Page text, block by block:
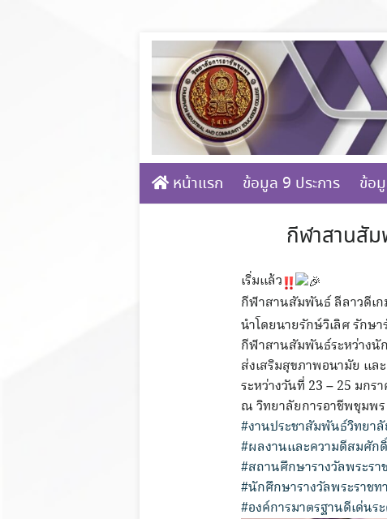
หน้าแรก ข้อมูล 9 ประการ ข้อ
กีฬาสานสั
เริ่มแล้ว
กีฬาสานสัมพันธ์ ลีลาวดีเก
นำโดยนายรักษ์วิเลิศ รักษ
กีฬาสานสัมพันธ์ระหว่างนั
ส่งเสริมสุขภาพอนามัย แล
ระหว่างวันที่ 23 – 25 มกร
ณ วิทยาลัยการอาชีพชุมพ
#งานประชาสัมพันธ์วิทยา
#ผลงานและความดีสมศัก
#สถานศึกษารางวัลพระรา
#นักศึกษารางวัลพระราชท
#องค์การมาตรฐานดีเด่นร